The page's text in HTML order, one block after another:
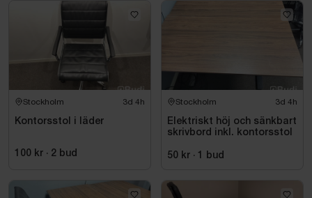
Stockholm 3d 4h
Kontorsstol i läder
100 kr · 2 bud
Stockholm 3d 4h
Elektriskt höj och sänkbart
skrivbord inkl. kontorsstol
50 kr · 1 bud